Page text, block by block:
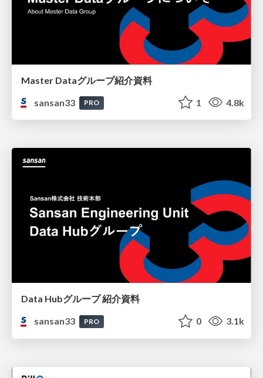
Master Dataグループ紹介資料
sansan33
PRO 1 4.8k
Data Hubグループ 紹介資料
sansan33
PRO 0 3.1k